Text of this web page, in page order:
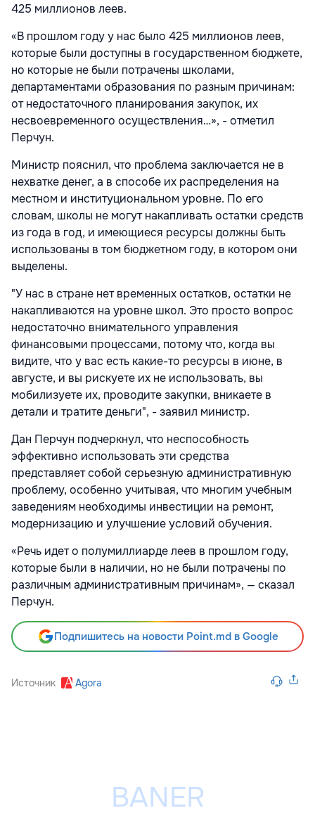
425 миллионов леев.
«В прошлом году у нас было 425 миллионов леев,
которые были доступны в государственном бюджете,
но которые не были потрачены школами,
департаментами образования по разным причинам:
от недостаточного планирования закупок, их
несвоевременного осуществления…», - отметил
Перчун.
Министр пояснил, что проблема заключается не в
нехватке денег, а в способе их распределения на
местном и институциональном уровне. По его
словам, школы не могут накапливать остатки средств
из года в год, и имеющиеся ресурсы должны быть
использованы в том бюджетном году, в котором они
выделены.
"У нас в стране нет временных остатков, остатки не
накапливаются на уровне школ. Это просто вопрос
недостаточно внимательного управления
финансовыми процессами, потому что, когда вы
видите, что у вас есть какие-то ресурсы в июне, в
августе, и вы рискуете их не использовать, вы
мобилизуете их, проводите закупки, вникаете в
детали и тратите деньги", - заявил министр.
Дан Перчун подчеркнул, что неспособность
эффективно использовать эти средства
представляет собой серьезную административную
проблему, особенно учитывая, что многим учебным
заведениям необходимы инвестиции на ремонт,
модернизацию и улучшение условий обучения.
«Речь идет о полумиллиарде леев в прошлом году,
которые были в наличии, но не были потрачены по
различным административным причинам», — сказал
Перчун.
Подпишитесь на новости Point.md в Google
Источник Agora